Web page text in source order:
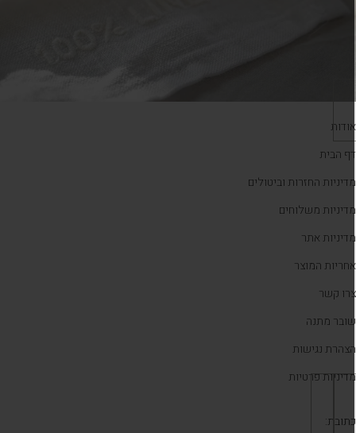
הבית
החזרות וביטולים
משלוחים
אתר
המוצר
קשר
מתנה
נגישות
פרטיות